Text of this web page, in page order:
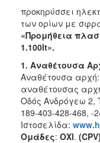
ΗΡΑΚΛΕΙΟ
προκηρύσσει
των ορίων με
«Προμήθεια
1.100lt».
1. Αναθέτουσα
Αναθέτουσα
αναθέτουσας
Οδός Ανδρόγεω 2,
189-403-428-468, -
Ιστοσελίδα: www.
Ομάδες: ΟΧΙ.